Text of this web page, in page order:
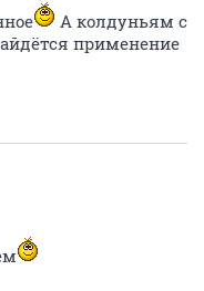
А колдуньям с
применение